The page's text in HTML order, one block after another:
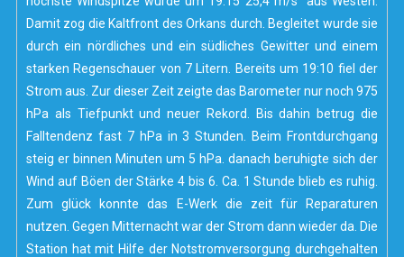
Damit zog die Kaltfront des Orkans durch. Begleitet wurde sie
durch ein nördliches und ein südliches Gewitter und einem
starken Regenschauer von 7 Litern. Bereits um 19:10 fiel der
Strom aus. Zur dieser Zeit zeigte das Barometer nur noch 975
hPa als Tiefpunkt und neuer Rekord. Bis dahin betrug die
Falltendenz fast 7 hPa in 3 Stunden. Beim Frontdurchgang
steig er binnen Minuten um 5 hPa. danach beruhigte sich der
Wind auf Böen der Stärke 4 bis 6. Ca. 1 Stunde blieb es ruhig.
Zum glück konnte das E-Werk die zeit für Reparaturen
nutzen. Gegen Mitternacht war der Strom dann wieder da. Die
Station hat mit Hilfe der Notstromversorgung durchgehalten